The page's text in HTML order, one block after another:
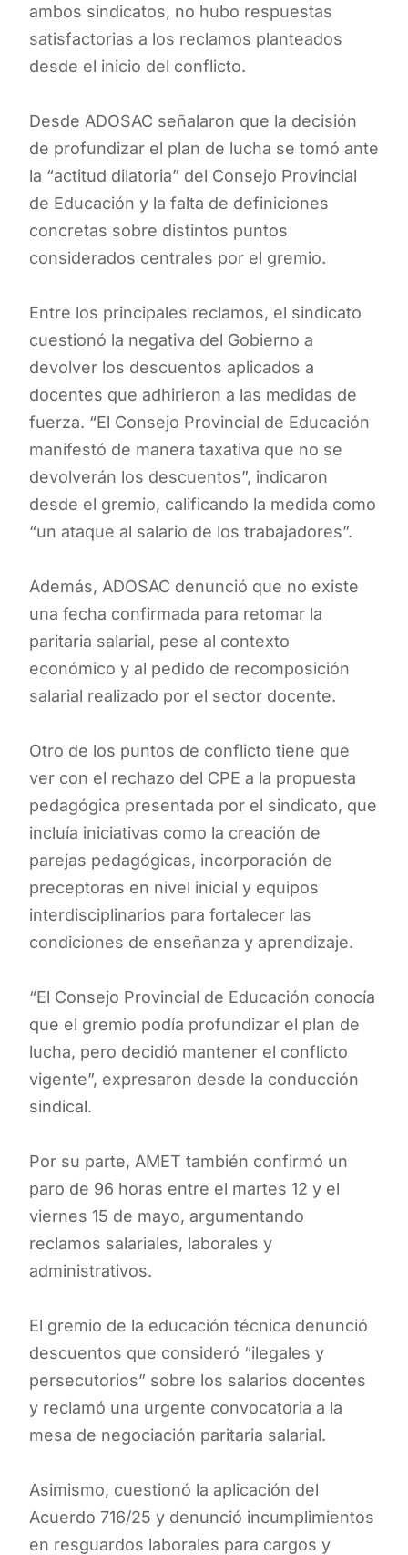
ambos sindicatos, no hubo respuestas
satisfactorias a los reclamos planteados
desde el inicio del conflicto.
Desde ADOSAC señalaron que la decisión
de profundizar el plan de lucha se tomó ante
la “actitud dilatoria” del Consejo Provincial
de Educación y la falta de definiciones
concretas sobre distintos puntos
considerados centrales por el gremio.
Entre los principales reclamos, el sindicato
cuestionó la negativa del Gobierno a
devolver los descuentos aplicados a
docentes que adhirieron a las medidas de
fuerza. “El Consejo Provincial de Educación
manifestó de manera taxativa que no se
devolverán los descuentos”, indicaron
desde el gremio, calificando la medida como
“un ataque al salario de los trabajadores”.
Además, ADOSAC denunció que no existe
una fecha confirmada para retomar la
paritaria salarial, pese al contexto
económico y al pedido de recomposición
salarial realizado por el sector docente.
Otro de los puntos de conflicto tiene que
ver con el rechazo del CPE a la propuesta
pedagógica presentada por el sindicato, que
incluía iniciativas como la creación de
parejas pedagógicas, incorporación de
preceptoras en nivel inicial y equipos
interdisciplinarios para fortalecer las
condiciones de enseñanza y aprendizaje.
“El Consejo Provincial de Educación conocía
que el gremio podía profundizar el plan de
lucha, pero decidió mantener el conflicto
vigente”, expresaron desde la conducción
sindical.
Por su parte, AMET también confirmó un
paro de 96 horas entre el martes 12 y el
viernes 15 de mayo, argumentando
reclamos salariales, laborales y
administrativos.
El gremio de la educación técnica denunció
descuentos que consideró “ilegales y
persecutorios” sobre los salarios docentes
y reclamó una urgente convocatoria a la
mesa de negociación paritaria salarial.
Asimismo, cuestionó la aplicación del
Acuerdo 716/25 y denunció incumplimientos
en resguardos laborales para cargos y